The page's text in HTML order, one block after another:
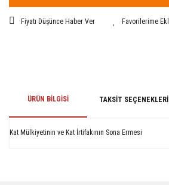
Fiyatı Düşünce Haber Ver
ÜRÜN BILGISI TAKSIT SEÇENEKLERI
Kat Mülkiyetinin ve Kat İrtifakının Sona Ermesi